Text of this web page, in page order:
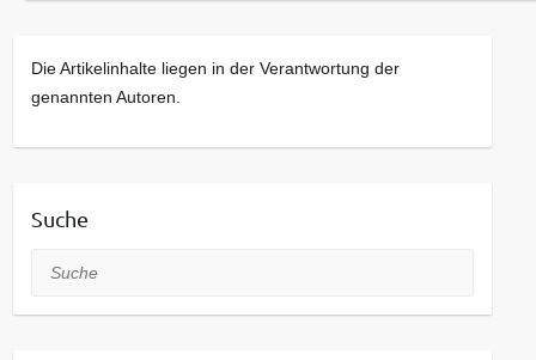
Die Artikelinhalte liegen in der Verantwortung der
genannten Autoren.
Suche
Suche